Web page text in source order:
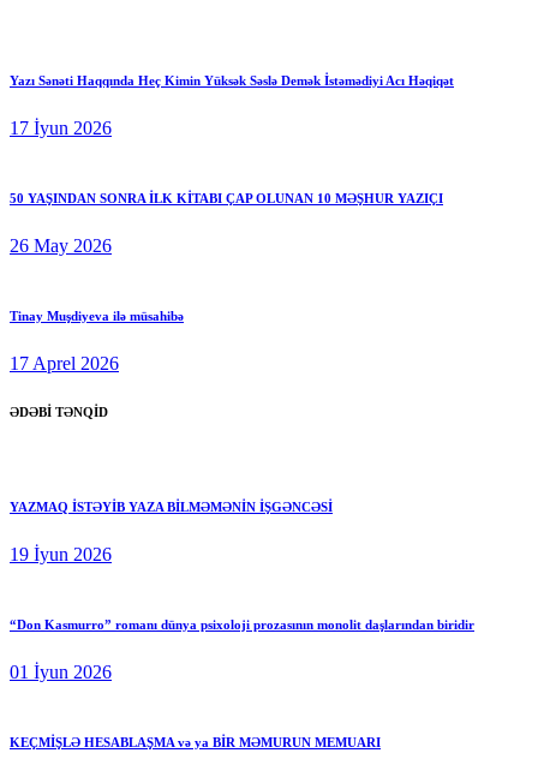
Yazı Sənəti Haqqında Heç Kimin Yüksək Səslə Demək İstəmədiyi Acı Həqiqət
17 İyun 2026
50 YAŞINDAN SONRA İLK KİTABI ÇAP OLUNAN 10 MƏŞHUR YAZIÇI
26 May 2026
Tinay Muşdiyeva ilə müsahibə
17 Aprel 2026
ƏDƏBİ TƏNQİD
YAZMAQ İSTƏYİB YAZA BİLMƏMƏNİN İŞGƏNCƏSİ
19 İyun 2026
“Don Kasmurro” romanı dünya psixoloji prozasının monolit daşlarından biridir
01 İyun 2026
KEÇMİŞLƏ HESABLAŞMA və ya BİR MƏMURUN MEMUARI